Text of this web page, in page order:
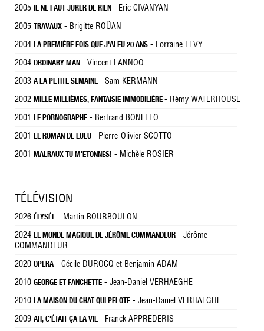
2005 IL NE FAUT JURER DE RIEN - Eric CIVANYAN
2005 TRAVAUX - Brigitte ROÜAN
2004 LA PREMIÈRE FOIS QUE J'AI EU 20 ANS - Lorraine LEVY
2004 ORDINARY MAN - Vincent LANNOO
2003 A LA PETITE SEMAINE - Sam KERMANN
2002 MILLE MILLIÈMES, FANTAISIE IMMOBILIÈRE - Rémy WATERHOUSE
2001 LE PORNOGRAPHE - Bertrand BONELLO
2001 LE ROMAN DE LULU - Pierre-Olivier SCOTTO
2001 MALRAUX TU M'ETONNES! - Michèle ROSIER
TÉLÉVISION
2026 ÉLYSÉE - Martin BOURBOULON
2024 LE MONDE MAGIQUE DE JÉRÔME COMMANDEUR - Jérôme
COMMANDEUR
2020 OPERA- Cécile DUROCQ et Benjamin ADAM
2010 GEORGE ET FANCHETTE - Jean-Daniel VERHAEGHE
2010 LA MAISON DU CHAT QUI PELOTE - Jean-Daniel VERHAEGHE
2009 AH, C'ÉTAIT ÇA LA VIE - Franck APPREDERIS